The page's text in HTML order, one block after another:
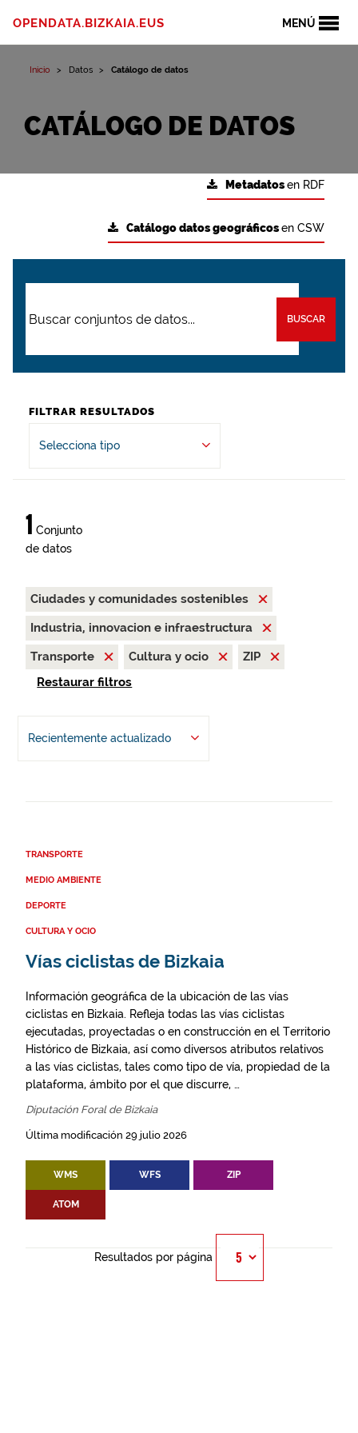
MENÚ
OPENDATA.BIZKAIA.EUS
Inicio Datos Catálogo de datos
CATÁLOGO DE DATOS
Metadatosen RDF
Catálogo datos geográficosen CSW
BUSCAR
FILTRAR RESULTADOS
Selecciona tipo
1 Conjunto
de datos
Ciudades y comunidades sostenibles
Industria, innovacion e infraestructura
Transporte
Cultura y ocio
ZIP
Restaurar filtros
Recientemente actualizado
TRANSPORTE
MEDIO AMBIENTE
DEPORTE
CULTURA Y OCIO
Vías ciclistas de Bizkaia
Información geográfica de la ubicación de las vías
ciclistas en Bizkaia. Refleja todas las vías ciclistas
ejecutadas, proyectadas o en construcción en el Territorio
Histórico de Bizkaia, así como diversos atributos relativos
a las vías ciclistas, tales como tipo de vía, propiedad de la
plataforma, ámbito por el que discurre, …
Diputación Foral de Bizkaia
Última modificación 29 julio 2026
WMS WFS ZIP
ATOM
Resultados por página